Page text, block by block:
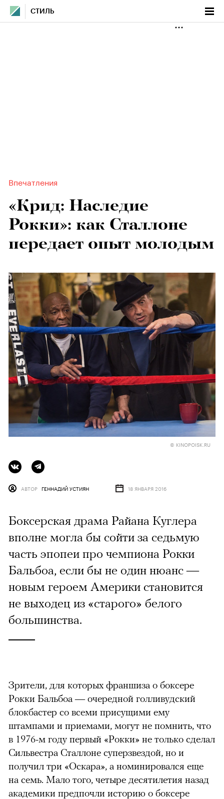
СТИЛЬ
Впечатления
«Крид: Наследие
Рокки»: как Сталлоне
передает опыт молодым
© KINOPOISK.RU
АВТОР ГЕННАДИЙ УСТИЯН 18 ЯНВАРЯ 2016
Боксерская драма Райана Куглера
вполне могла бы сойти за седьмую
часть эпопеи про чемпиона Рокки
Бальбоа, если бы не один нюанс —
новым героем Америки становится
не выходец из «старого» белого
большинства.
Зрители, для которых франшиза о боксере
Рокки Бальбоа — очередной голливудский
блокбастер со всеми присущими ему
штампами и приемами, могут не помнить, что
в 1976-м году первый «Рокки» не только сделал
Сильвестра Сталлоне суперзвездой, но и
получил три «Оскара», а номинировался еще
на семь. Мало того, четыре десятилетия назад
академики предпочли историю о боксере